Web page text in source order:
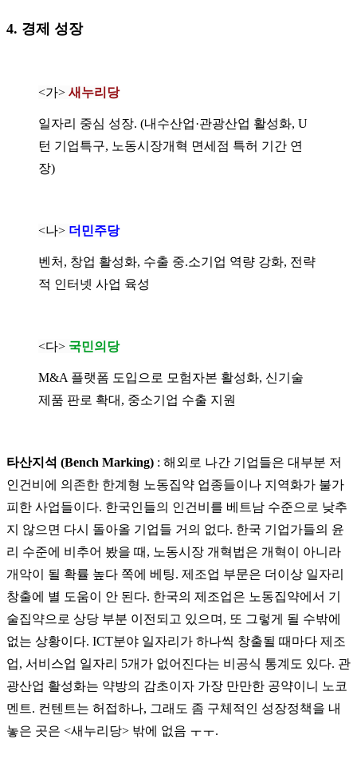
4. 경제 성장
<가> 새누리당
일자리 중심 성장. (내수산업·관광산업 활성화, U
턴 기업특구, 노동시장개혁 면세점 특허 기간 연
장)
<나> 더민주당
벤처, 창업 활성화, 수출 중.소기업 역량 강화, 전략
적 인터넷 사업 육성
<다> 국민의당
M&A 플랫폼 도입으로 모험자본 활성화, 신기술
제품 판로 확대, 중소기업 수출 지원
타산지석 (Bench Marking) : 해 외로 나간 기업들은 대부분 저
인건비에 의존한 한계형 노동집약 업종들이나 지역화가 불가
피한 사업들이다. 한국인들의 인건비를 베트남 수준으로 낮추
지 않으면 다시 돌아올 기업들 거의 없다. 한국 기업가들의 윤
리 수준에 비추어 봤을 때, 노동시장 개혁법은 개혁이 아니라
개악이 될 확률 높다 쪽에 베팅. 제조업 부문은 더이상 일자리
창출에 별 도움이 안 된다. 한국의 제조업은 노동집약에서 기
술집약으로 상당 부분 이전되고 있으며, 또 그렇게 될 수밖에
없는 상황이다. ICT분야 일자리가 하나씩 창출될 때마다 제조
업, 서비스업 일자리 5개가 없어진다는 비공식 통계도 있다. 관
광산업 활성화는 약방의 감초이자 가장 만만한 공약이니 노코
멘트. 컨텐트는 허접하나, 그래도 좀 구체적인 성장정책을 내
놓은 곳은 <새누리당> 밖에 없음 ㅜㅜ.